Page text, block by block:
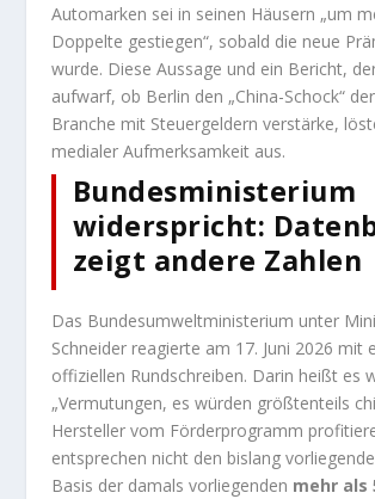
Automarken sei in seinen Häusern „um
Doppelte gestiegen“, sobald die neue
wurde. Diese Aussage und ein Bericht,
aufwarf, ob Berlin den „China-Schock“
Branche mit Steuergeldern verstärke,
medialer Aufmerksamkeit aus.
Bundesministerium
widerspricht:
zeigt andere Zahlen
Das Bundesumweltministerium unter
Schneider reagierte am 17. Juni 2026 mit
offiziellen Rundschreiben. Darin heißt es
„Vermutungen, es würden größtenteils
Hersteller vom Förderprogramm
entsprechen nicht den bislang
Basis der damals vorliegenden mehr als